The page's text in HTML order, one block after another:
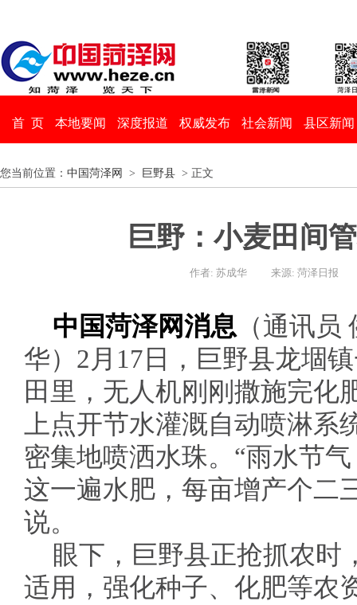
首 页 本地要闻 深度报道 权威发布 社会新闻 县区新闻
您当前位置： 中国菏泽网 > 巨野县 > 正文
巨野：小麦田间
作者: 苏成华 来源: 菏泽日报
中国菏泽网消息 （通讯
华）2月17日，巨野县龙堌
田里，无人机刚刚撒施完化
上点开节水灌溉自动喷淋
密集地喷洒水珠。“雨水节
这一遍水肥，每亩增产个二
说。
眼下，巨野县正抢抓农时
适用，强化种子、化肥等农